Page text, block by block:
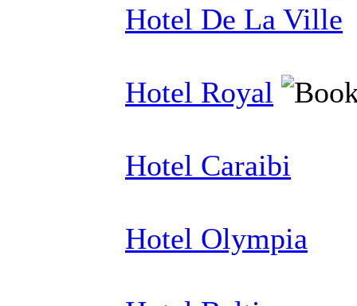
Hotel De La Ville
Hotel Royal
Hotel Caraibi
Hotel Olympia